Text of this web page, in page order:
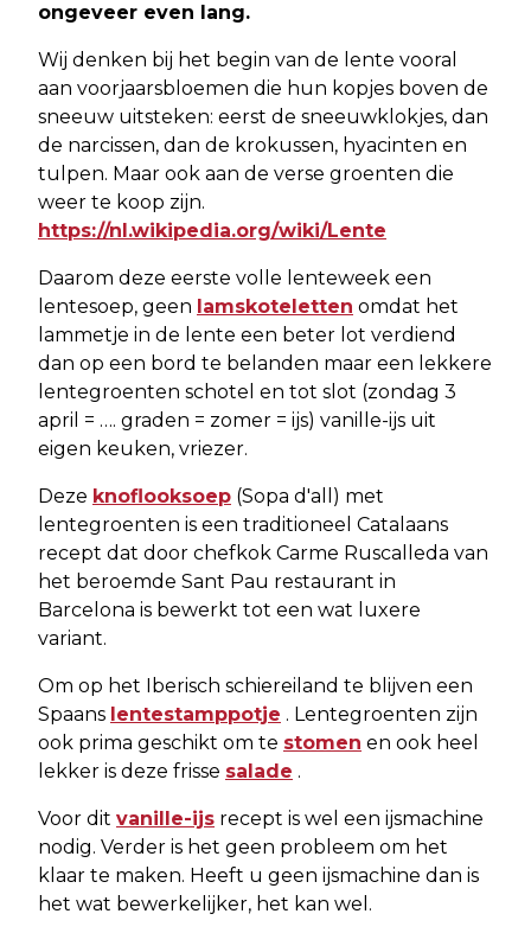
ongeveer even lang.
Wij denken bij het begin van de lente vooral
aan voorjaarsbloemen die hun kopjes boven de
sneeuw uitsteken: eerst de sneeuwklokjes, dan
de narcissen, dan de krokussen, hyacinten en
tulpen. Maar ook aan de verse groenten die
weer te koop zijn.
https://nl.wikipedia.org/wiki/Lente
Daarom deze eerste volle lenteweek een
lentesoep, geen lamskoteletten omdat het
lammetje in de lente een beter lot verdiend
dan op een bord te belanden maar een lekkere
lentegroenten schotel en tot slot (zondag 3
april = …. graden = zomer = ijs) vanille-ijs uit
eigen keuken, vriezer.
Deze knoflooksoep (Sopa d'all) met
lentegroenten is een traditioneel Catalaans
recept dat door chefkok Carme Ruscalleda van
het beroemde Sant Pau restaurant in
Barcelona is bewerkt tot een wat luxere
variant.
Om op het Iberisch schiereiland te blijven een
Spaans lentestamppotje . Lentegroenten zijn
ook prima geschikt om te stomen en ook heel
lekker is deze frisse salade .
Voor dit vanille-ijs recept is wel een ijsmachine
nodig. Verder is het geen probleem om het
klaar te maken. Heeft u geen ijsmachine dan is
het wat bewerkelijker, het kan wel.